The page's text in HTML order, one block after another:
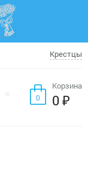
Крестцы
0
Корзина
0 ₽